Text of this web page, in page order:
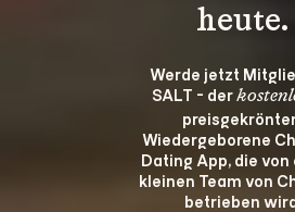
heute.
Werde jetzt
SALT - der
Wiedergeborene
Dating App, die von
kleinen Team von
betrieben